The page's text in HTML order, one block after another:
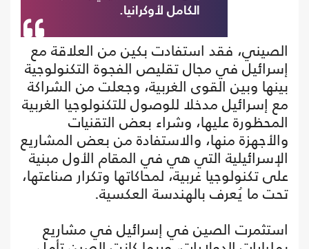
الكامل لأوكرانيا.
الصيني، فقد استفادت بكين من العلاقة مع
إسرائيل في مجال تقليص الفجوة التكنولوجية
بينها وبين القوى الغربية، وجعلت من الشراكة
مع إسرائيل مدخلا للوصول للتكنولوجيا الغربية
المحظورة عليها، وشراء بعض التقنيات
والأجهزة منها، والاستفادة من بعض المشاريع
الإسرائيلية التي هي في المقام الأول مبنية
على تكنولوجيا غربية، لمحاكاتها وتكرار صناعتها،
تحت ما يُعرف بالهندسة العكسية.
استثمرت الصين في إسرائيل في مشاريع